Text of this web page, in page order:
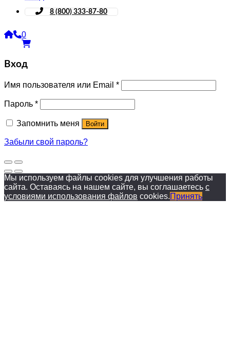
8 (800) 333-87-80
0
Вход
Имя пользователя или Email *
Пароль *
Запомнить меня Войти
Забыли свой пароль?
Мы используем файлы cookies для улучшения работы
сайта. Оставаясь на нашем сайте, вы соглашаетесь с
условиями использования файлов cookies.Принять